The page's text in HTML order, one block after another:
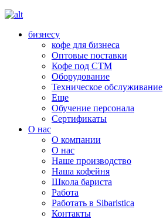
бизнесу
кофе для бизнеса
Оптовые поставки
Кофе под СТМ
Оборудование
Техническое обслуживание
Еще
Обучение персонала
Сертификаты
О нас
O компании
О нас
Наше производство
Наша кофейня
Школа бариста
Работа
Работать в Sibaristica
Контакты